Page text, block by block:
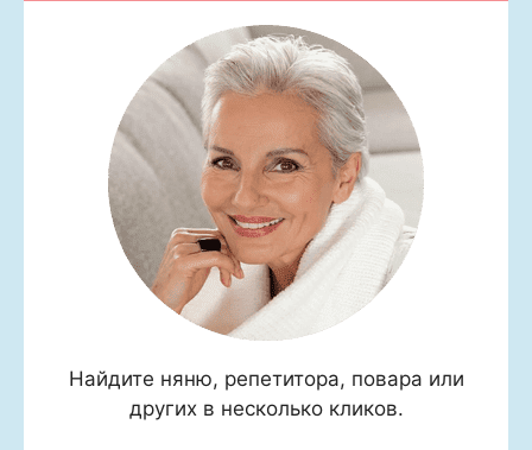
Найдите няню, репетитора, повара или
других в несколько кликов.